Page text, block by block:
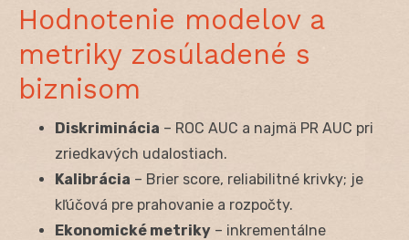
Hodnotenie modelov a
metriky zosúladené s
biznisom
Diskriminácia – ROC AUC a najmä PR AUC pri
zriedkavých udalostiach.
Kalibrácia – Brier score, reliabilitné krivky; je
kľúčová pre prahovanie a rozpočty.
Ekonomické metriky – inkrementálne